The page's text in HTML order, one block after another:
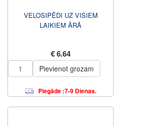
VELOSIPĒDI UZ VISIEM
LAIKIEM ĀRĀ
€ 6.64
Pievienot grozam
Piegāde :7-9 Dienas.